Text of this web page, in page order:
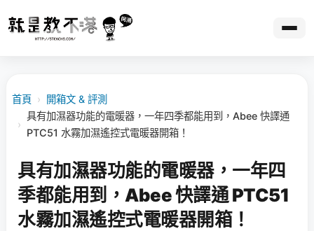
首頁 › 開箱文 & 評測
›
具有加濕器功能的電暖器，一年四季都能用到，Abee 快譯通
PTC51 水霧加濕遙控式電暖器開箱！
具有加濕器功能的電暖器，一年四
季都能用到，Abee 快譯通 PTC51
水霧加濕遙控式電暖器開箱！